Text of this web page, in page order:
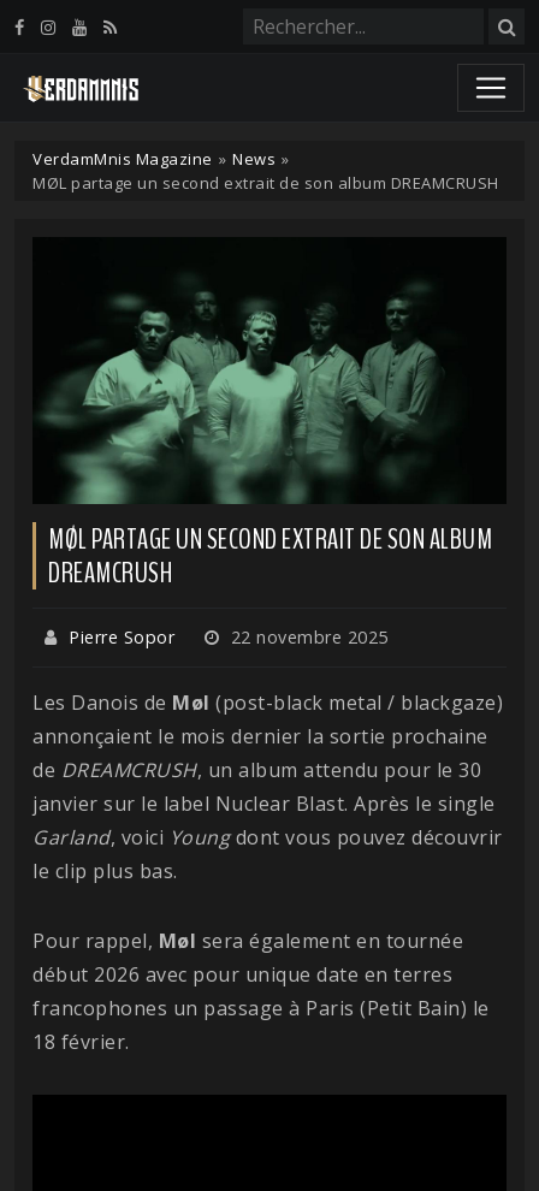
VerdamMnis Magazine » News »
MØL partage un second extrait de son album DREAMCRUSH
MØL PARTAGE UN SECOND EXTRAIT DE SON ALBUM
DREAMCRUSH
Pierre Sopor 22 novembre 2025
Les Danois de Møl (post-black metal / blackgaze)
annonçaient le mois dernier la sortie prochaine
de DREAMCRUSH, un album attendu pour le 30
janvier sur le label Nuclear Blast. Après le single
Garland, voici Youngdont vous pouvez découvrir
le clip plus bas.
Pour rappel, Møl sera également en tournée
début 2026 avec pour unique date en terres
francophones un passage à Paris (Petit Bain) le
18 février.
Panneau de gestion des cookies